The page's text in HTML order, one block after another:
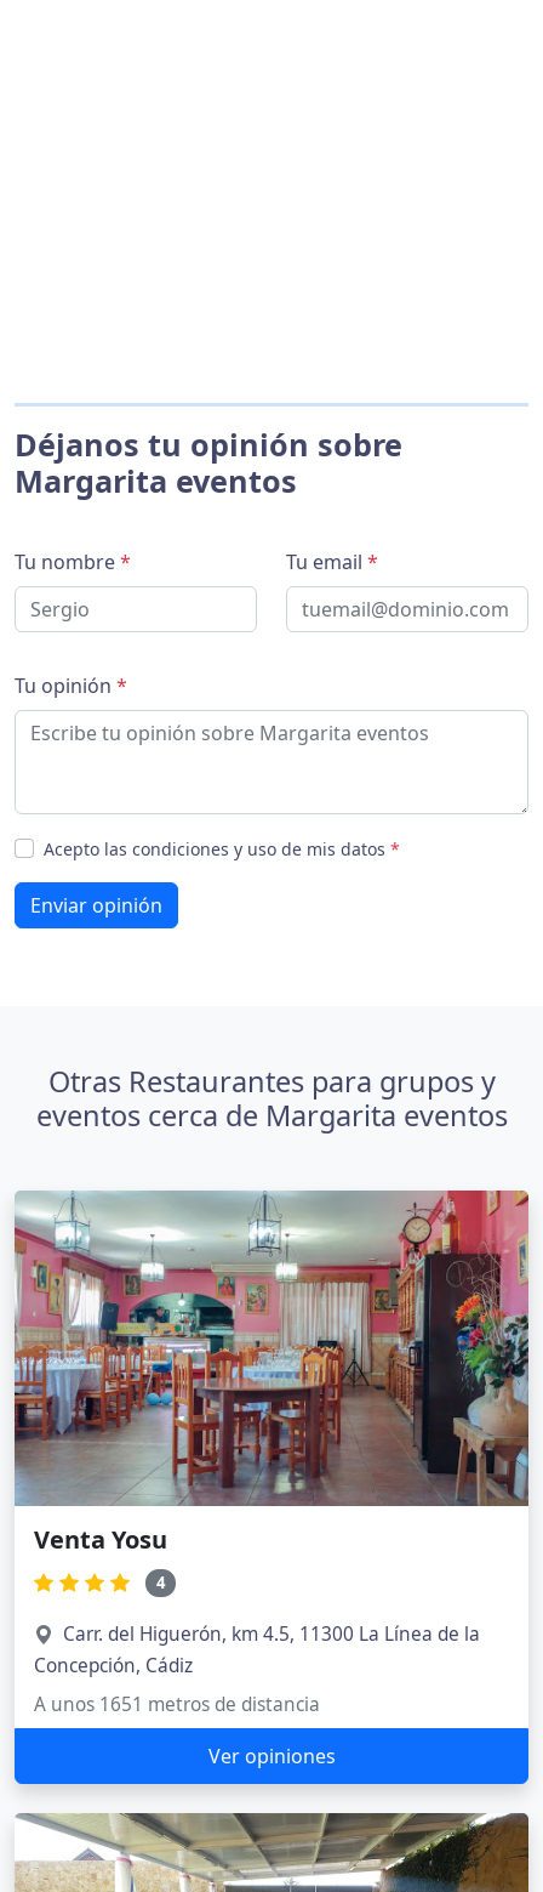
Déjanos tu opinión sobre
Margarita eventos
Tu nombre* Tu email *
Tu opinión *
Acepto las condiciones y uso de mis datos *
Enviar opinión
Otras Restaurantes para grupos y
eventos cerca de Margarita eventos
Venta Yosu
4
Carr. del Higuerón, km 4.5, 11300 La Línea de la
Concepción, Cádiz
A unos 1651 metros de distancia
Ver opiniones